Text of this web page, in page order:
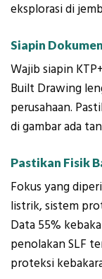
eksplorasi di
Siapin
Wajib siapin
Built Drawing
perusahaan.
di gambar ada
Pastikan Fisik
Fokus yang
listrik, sistem
Data 55%
penolakan SLF
proteksi